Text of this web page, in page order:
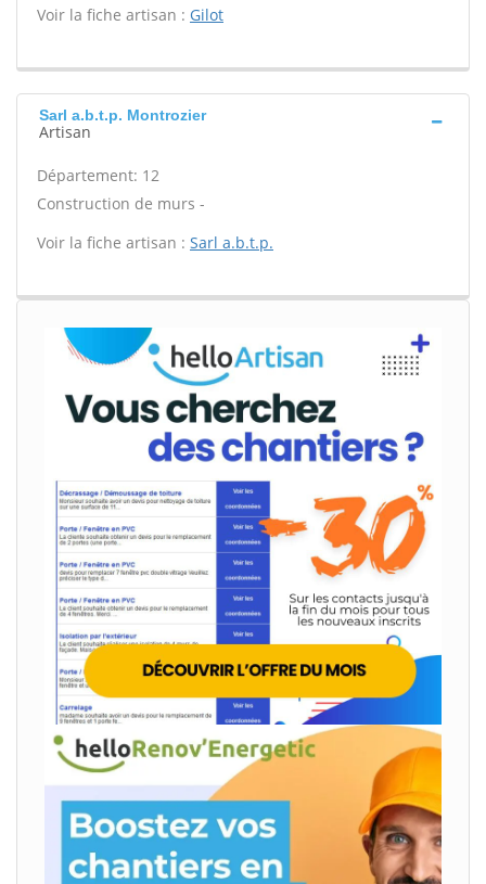
Voir la fiche artisan : Gilot
Sarl a.b.t.p. Montrozier
Artisan
Département: 12
Construction de murs -
Voir la fiche artisan : Sarl a.b.t.p.